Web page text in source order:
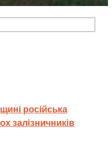
російська
залізничників